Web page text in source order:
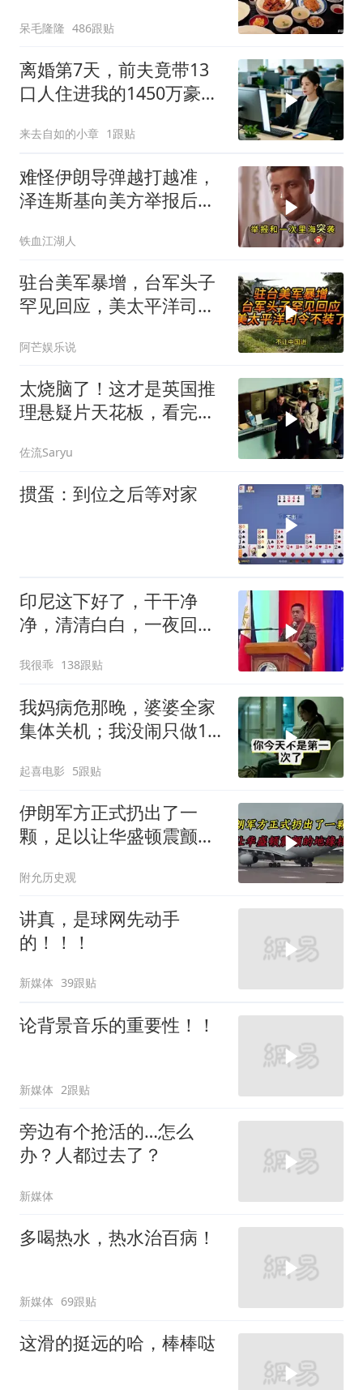
呆毛隆隆 486跟贴
离婚第7天，前夫竟带13
口人住进我的1450万豪
来去自如的小章 1跟贴
难怪伊朗导弹越打越准，
泽连斯基向美方举报后，
铁血江湖人
驻台美军暴增，台军头子
罕见回应，美太平洋司令
阿芒娱乐说
太烧脑了！这才是英国推
理悬疑片天花板，看完才
佐流Saryu
掼蛋：到位之后等对家
印尼这下好了，干干净
净，清清白白，一夜回到
我很乖 138跟贴
我妈病危那晚，婆婆全家
集体关机；我没闹只做1
你是不是疯了？
起喜电影 5跟贴
伊朗军方正式扔出了一
颗，足以让华盛顿震颤的
附允历史观
讲真，是球网先动手
的！！！
新媒体 39跟贴
论背景音乐的重要性！！
新媒体 2跟贴
旁边有个抢活的…怎么
办？人都过去了？
新媒体
多喝热水，热水治百病！
新媒体 69跟贴
这滑的挺远的哈，棒棒哒